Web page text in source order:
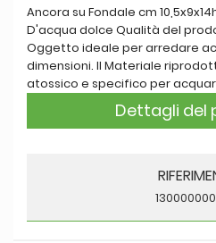
Ancora su Fondale cm
D'acqua dolce Qualità del
Oggetto ideale per arredare
dimensioni. Il Materiale
atossico e specifico per
Dettagli del